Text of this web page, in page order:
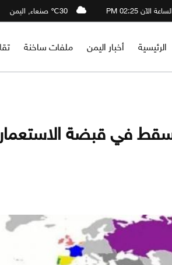
الساعة الآن 02:25 PM 30℃ صنعاء, اليمن
الرئيسية أخبار اليمن ملفات ساخنة
في قبضة